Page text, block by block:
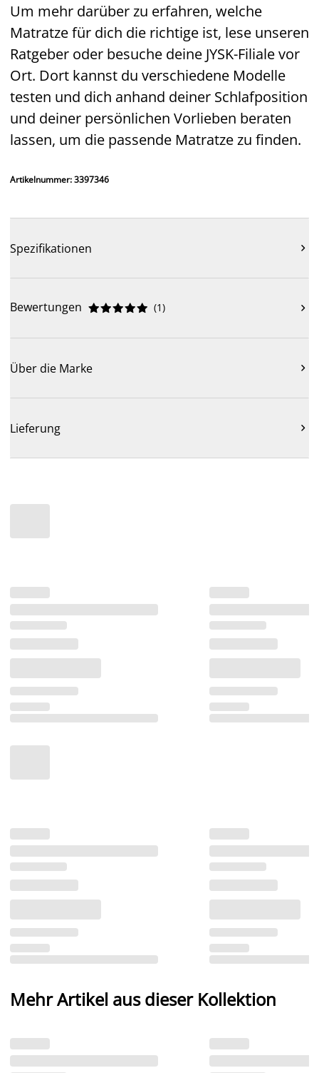
Um mehr darüber zu erfahren, welche
Matratze für dich die richtige ist, lese unseren
Ratgeber oder besuche deine JYSK-Filiale vor
Ort. Dort kannst du verschiedene Modelle
testen und dich anhand deiner Schlafposition
und deiner persönlichen Vorlieben beraten
lassen, um die passende Matratze zu finden.
Artikelnummer: 3397346
Spezifikationen 
Bewertungen 




 (1) 
Über die Marke 
Lieferung 
Mehr Artikel aus dieser Kollektion